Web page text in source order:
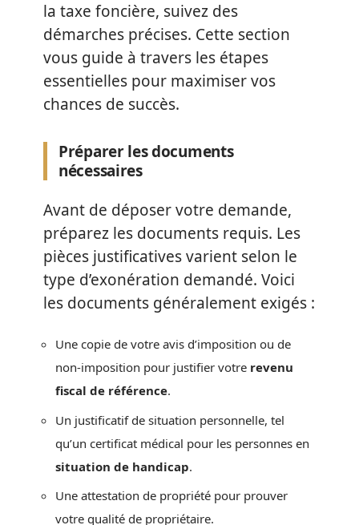
la taxe foncière, suivez des
démarches précises. Cette section
vous guide à travers les étapes
essentielles pour maximiser vos
chances de succès.
Préparer les documents
nécessaires
Avant de déposer votre demande,
préparez les documents requis. Les
pièces justificatives varient selon le
type d’exonération demandé. Voici
les documents généralement exigés :
Une copie de votre avis d’imposition ou de
non-imposition pour justifier votre revenu
fiscal de référence.
Un justificatif de situation personnelle, tel
qu’un certificat médical pour les personnes en
situation de handicap.
Une attestation de propriété pour prouver
votre qualité de propriétaire.